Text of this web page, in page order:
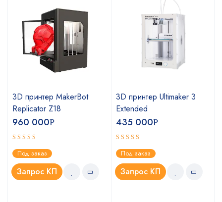
3D принтер MakerBot
Replicator Z18
960 000Р
Оценка
4.75из 5
Под заказ
Запрос КП
3D принтер Ultimaker 3
Extended
435 000Р
Оценка
5.00из 5
Под заказ
Запрос КП